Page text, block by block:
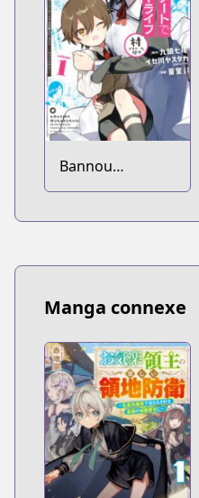
Bannou
"Murazukuri"
Manga connexe